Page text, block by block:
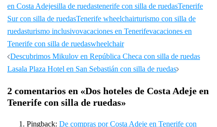
en Costa Adejesilla de ruedastenerife con silla de ruedasTenerife
Sur con silla de ruedasTenerife wheelchairturismo con silla de
ruedasturismo inclusivovacaciones en Tenerifevacaciones en
Tenerife con silla de ruedaswheelchair
Navegación
de
Descubrimos Mikulov en República Checa con silla de ruedas
Lasala Plaza Hotel en San Sebastián con silla de ruedas
2 comentarios en «Dos hoteles de Costa Adeje en
Tenerife con silla de ruedas»
Pingback: De compras por Costa Adeje en Tenerife con